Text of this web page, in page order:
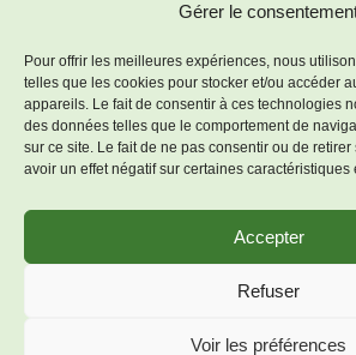
Gérer le
Pour offrir les meilleures expériences, nous
telles que les cookies pour stocker et/ou accéder
appareils. Le fait de consentir à ces technologies
des données telles que le comportement de
sur ce site. Le fait de ne pas consentir ou de
avoir un effet négatif sur certaines caractéristiques
Accepter
Refuser
Voir les préférences
S’abonner au calendrier
© 2026 Bienvenue à Salles-
Kadence WP